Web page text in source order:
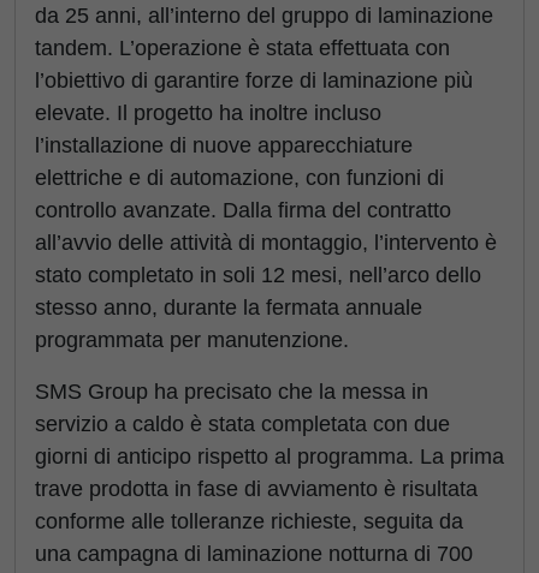
da 25 anni, all’interno del gruppo di laminazione
tandem. L’operazione è stata effettuata con
l’obiettivo di garantire forze di laminazione più
elevate. Il progetto ha inoltre incluso
l’installazione di nuove apparecchiature
elettriche e di automazione, con funzioni di
controllo avanzate. Dalla firma del contratto
all’avvio delle attività di montaggio, l’intervento è
stato completato in soli 12 mesi, nell’arco dello
stesso anno, durante la fermata annuale
programmata per manutenzione.
SMS Group ha precisato che la messa in
servizio a caldo è stata completata con due
giorni di anticipo rispetto al programma. La prima
trave prodotta in fase di avviamento è risultata
conforme alle tolleranze richieste, seguita da
una campagna di laminazione notturna di 700